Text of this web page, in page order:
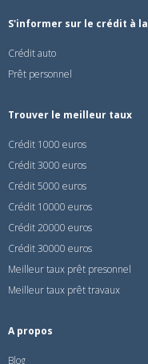
S'informer sur le crédit à
Crédit auto
Prêt personnel
Trouver le meilleur taux
Crédit 1000 euros
Crédit 3000 euros
Crédit 5000 euros
Crédit 10000 euros
Crédit 20000 euros
Crédit 30000 euros
Meilleur taux prêt presonnel
Meilleur taux prêt travaux
A propos
Blog